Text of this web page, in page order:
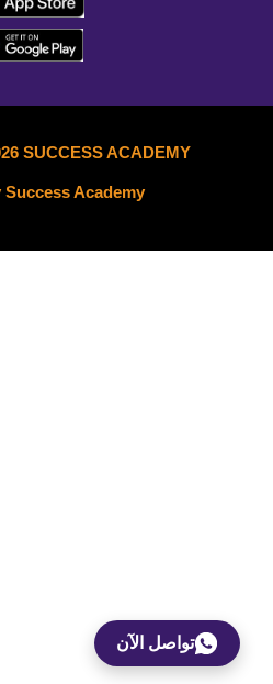
تواصل الآن
© 2026 SUCCESS ACADEMY
by Success Academy